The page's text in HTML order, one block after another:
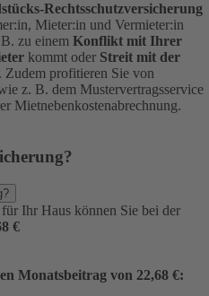
Rechtsschutzversicherung
Mieter:in und Vermieter:in
zu einem Konflikt mit Ihrer
kommt oder Streit mit der
Zudem profitieren Sie von
z. B. dem Mustervertragsservice
Mietnebenkostenabrechnung.
Ihr Haus können Sie bei der
€
Monatsbeitrag von 22,68 €: